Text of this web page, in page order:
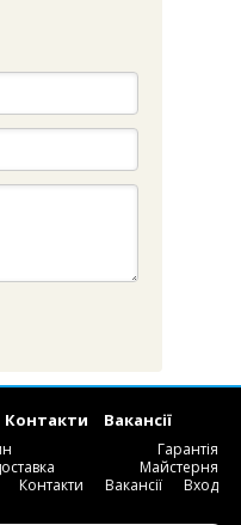
Контакти Вакансії
Гарантія
Майстерня
Контакти Вакансії Вход